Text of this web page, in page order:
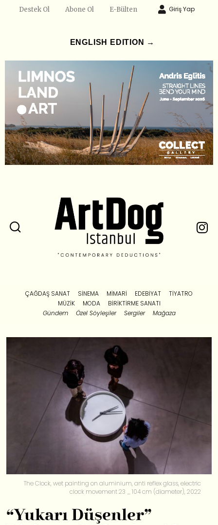
Destek Ol Abone Ol E-Bülten Giriş Yap
ENGLISH EDITION →
ÇAĞDAŞ SANAT SINEMA MIMARI EDEBIYAT
TIYATRO
MÜZIK
MODA
BIRIKTIRME SANATI
Gündem
Özel Söyleşiler Sergiler Mağaza
The Clock, wet painting on aluminium, anti reflex glass, electric
clock movement 23 _ 104 cm (diameter), 2022
“Yukarı Düşenler”